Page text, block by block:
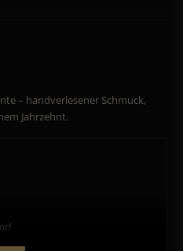
– handverlesener Schmuck,
Jahrzehnt.